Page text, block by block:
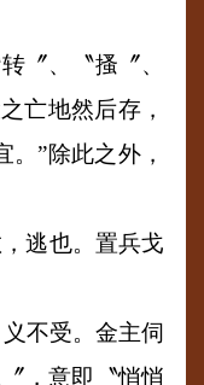
〞、〝搔〞、
亡地然后存，
”除此之外，
逃也。置兵戈
不受。金主伺
，意即〝悄悄